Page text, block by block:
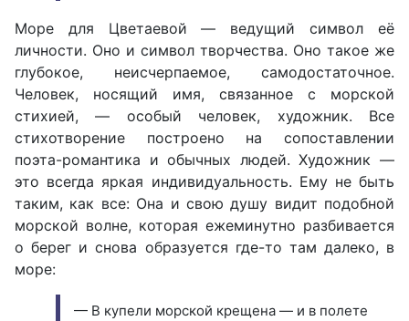
Море для Цветаевой — ведущий символ её
личности. Оно и символ творчества. Оно такое же
глубокое, неисчерпаемое, самодостаточное.
Человек, носящий имя, связанное с морской
стихией, — особый человек, художник. Все
стихотворение построено на сопоставлении
поэта-романтика и обычных людей. Художник —
это всегда яркая индивидуальность. Ему не быть
таким, как все: Она и свою душу видит подобной
морской волне, которая ежеминутно разбивается
о берег и снова образуется где-то там далеко, в
море:
— В купели морской крещена — и в полете